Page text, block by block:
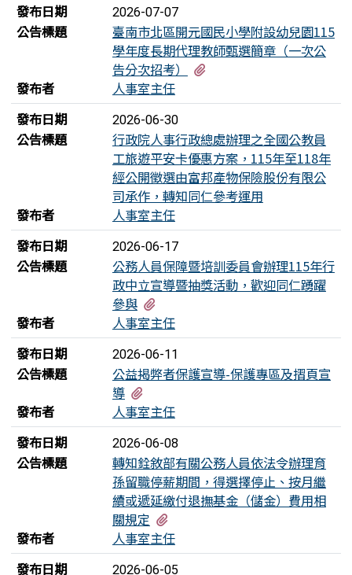
發布日期
2026-07-07
公告標題
臺南市北區開元國民小學附設幼兒園115
學年度長期代理教師甄選簡章（一次公
告分次招考）
發布者
人事室主任
發布日期
2026-06-30
公告標題
行政院人事行政總處辦理之全國公教員
工旅遊平安卡優惠方案，115年至118年
經公開徵選由富邦產物保險股份有限公
司承作，轉知同仁參考運用
發布者
人事室主任
發布日期
2026-06-17
公告標題
公務人員保障暨培訓委員會辦理115年行
政中立宣導暨抽獎活動，歡迎同仁踴躍
參與
發布者
人事室主任
發布日期
2026-06-11
公告標題
公益揭弊者保護宣導-保護專區及摺頁宣
導
發布者
人事室主任
發布日期
2026-06-08
公告標題
轉知銓敘部有關公務人員依法令辦理育
孫留職停薪期間，得選擇停止、按月繼
續或遞延繳付退撫基金（儲金）費用相
關規定
發布者
人事室主任
發布日期
2026-06-05